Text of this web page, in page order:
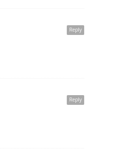
Reply
Reply